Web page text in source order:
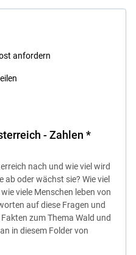
anfordern
- Zahlen *
nach und wie viel wird
ab oder wächst sie? Wie viel
viele Menschen leben von
auf diese Fragen und
zum Thema Wald und
in diesem Folder von